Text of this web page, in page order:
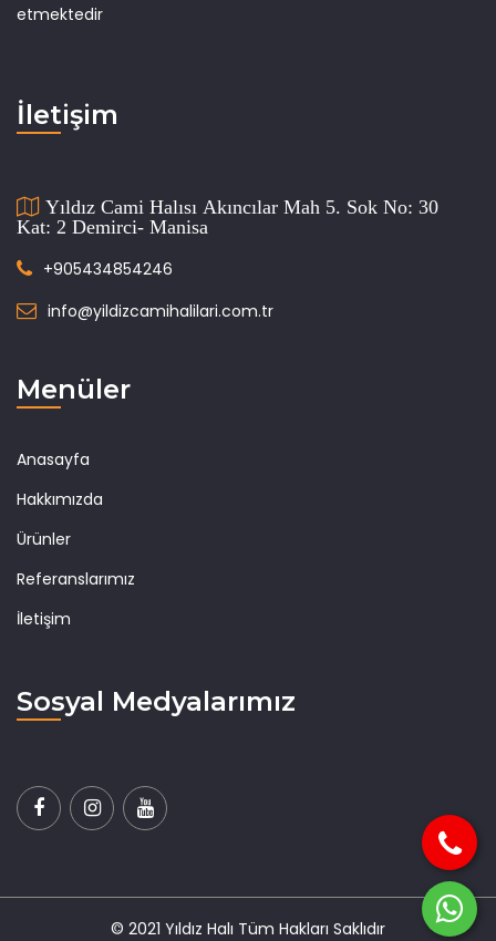
etmektedir
İletişim
Yıldız Cami Halısı Akıncılar Mah 5. Sok No: 30
Kat: 2 Demirci- Manisa
+905434854246
info@yildizcamihalilari.com.tr
Menüler
Anasayfa
Hakkımızda
Ürünler
Referanslarımız
İletişim
Sosyal Medyalarımız
© 2021 Yıldız Halı Tüm Hakları Saklıdır